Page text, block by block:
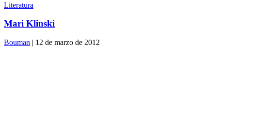
Literatura
Mari Klinski
Bouman | 12 de marzo de 2012